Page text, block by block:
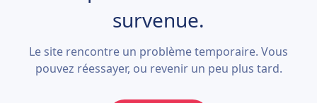
survenue.
Le site rencontre un problème temporaire. Vous
pouvez réessayer, ou revenir un peu plus tard.